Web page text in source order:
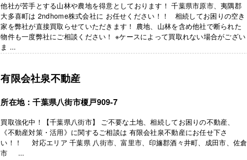
他社が苦手とする山林や農地を得意としております！ 千葉県市原市、夷隅郡
大多喜町は 2ndhome株式会社に お任せください！！ 相続してお困りの空き
家を弊社が直接買取らせていただきます！ 農地、山林を含め他社で断られた
物件も一度弊社にご相談ください！ ※ケースによって買取れない場合がござい
ま ...
有限会社泉不動産
所在地：千葉県八街市榎戸909-7
買取強化中！【千葉県八街市】 ご不要な土地、相続してお困りの不動産、
《不動産対策・活用》に関するご相談は 有限会社泉不動産にお任せ下さ
い！！ 対応エリア 千葉県 八街市、富里市、印旛郡酒々井町、成田市、佐倉
市 ...